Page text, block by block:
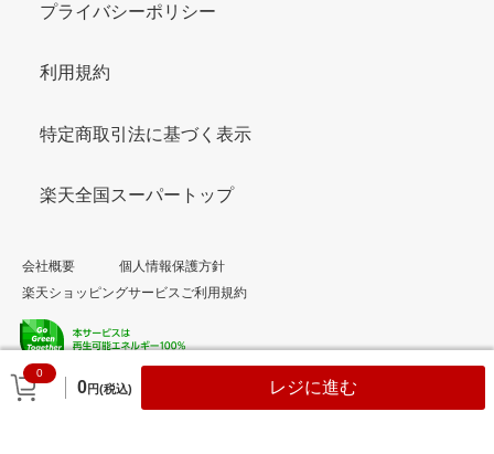
0
0円(税込) レジに進む
プライバシーポリシー
利用規約
特定商取引法に基づく表示
楽天全国スーパートップ
会社概要
個人情報保護方針
楽天ショッピングサービスご利用規約
© Rakuten Group, Inc.